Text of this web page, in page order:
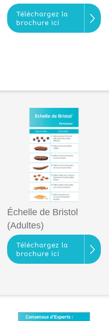
Téléchargez la
brochure ici
Échelle de Bristol
(Adultes)
Téléchargez la
brochure ici